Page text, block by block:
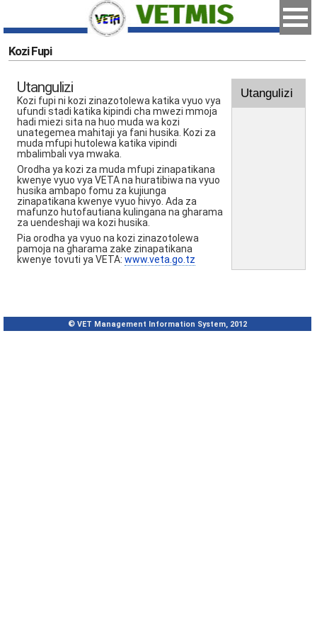
Kozi Fupi
Utangulizi
Kozi fupi ni kozi zinazotolewa katika vyuo vya
ufundi stadi katika kipindi cha mwezi mmoja
hadi miezi sita na huo muda wa kozi
unategemea mahitaji ya fani husika. Kozi za
muda mfupi hutolewa katika vipindi
mbalimbali vya mwaka.
Orodha ya kozi za muda mfupi zinapatikana
kwenye vyuo vya VETA na huratibiwa na vyuo
husika ambapo fomu za kujiunga
zinapatikana kwenye vyuo hivyo. Ada za
mafunzo hutofautiana kulingana na gharama
za uendeshaji wa kozi husika.
Pia orodha ya vyuo na kozi zinazotolewa
pamoja na gharama zake zinapatikana
kwenye tovuti ya VETA: www.veta.go.tz
Utangulizi
© VET Management Information System, 2012